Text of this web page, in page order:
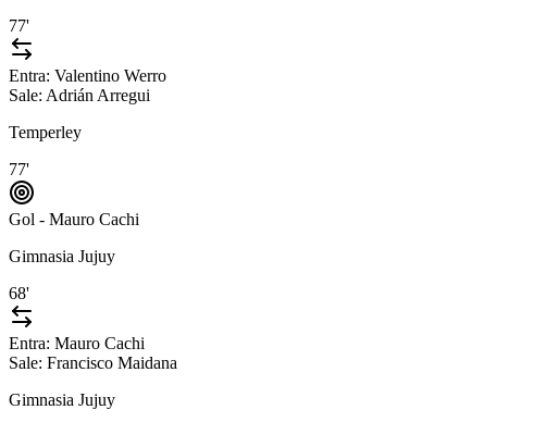
77'
Entra: Valentino Werro
Sale: Adrián Arregui
Temperley
77'
Gol - Mauro Cachi
Gimnasia Jujuy
68'
Entra: Mauro Cachi
Sale: Francisco Maidana
Gimnasia Jujuy